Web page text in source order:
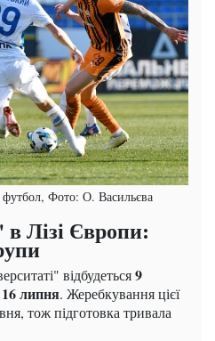
Фото: О. Васильєва
Лізі Європи:
відбудеться9
16 липня. Жеребкування цієї
тож підготовка тривала